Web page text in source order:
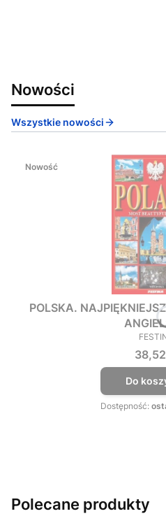
Nowości
Wszystkie nowości
Nowość
POLSKA.
Cena
38,52
Do
Dostępność:
Polecane produkty